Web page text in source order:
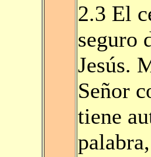
2.3 El
seguro
Jesús.
Señor
tiene